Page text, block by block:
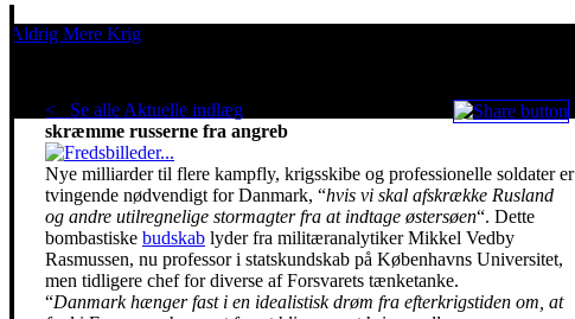
Aldrig Mere Krig
< Se alle Aktuelle indlæg
skræmme russerne fra angreb
Nye milliarder til flere kampfly, krigsskibe og professionelle soldater er
tvingende nødvendigt for Danmark, “hvis vi skal afskrække Rusland
og andre utilregnelige stormagter fra at indtage østersøen“. Dette
bombastiske budskab lyder fra militæranalytiker Mikkel Vedby
Rasmussen, nu professor i statskundskab på Københavns Universitet,
men tidligere chef for diverse af Forsvarets tænketanke.
“Danmark hænger fast i en idealistisk drøm fra efterkrigstiden om, at